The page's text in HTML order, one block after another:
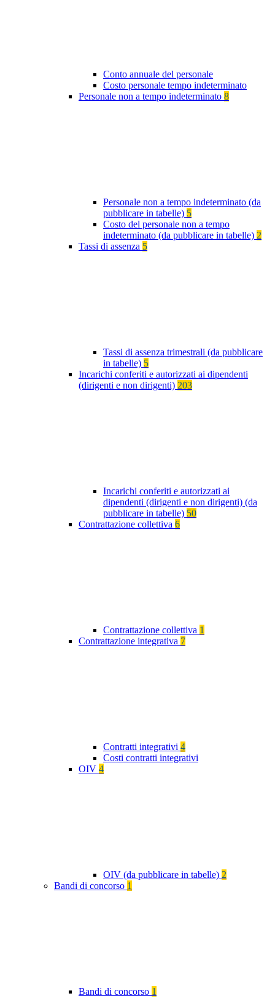
Conto annuale del personale
Costo personale tempo indeterminato
Personale non a tempo indeterminato 8
Personale non a tempo indeterminato (da
pubblicare in tabelle) 5
Costo del personale non a tempo
indeterminato (da pubblicare in tabelle) 2
Tassi di assenza 5
Tassi di assenza trimestrali (da pubblicare
in tabelle) 5
Incarichi conferiti e autorizzati ai dipendenti
(dirigenti e non dirigenti) 203
Incarichi conferiti e autorizzati ai
dipendenti (dirigenti e non dirigenti) (da
pubblicare in tabelle) 50
Contrattazione collettiva 6
Contrattazione collettiva 1
Contrattazione integrativa 7
Contratti integrativi 4
Costi contratti integrativi
OIV 4
OIV (da pubblicare in tabelle) 2
Bandi di concorso 1
Bandi di concorso 1